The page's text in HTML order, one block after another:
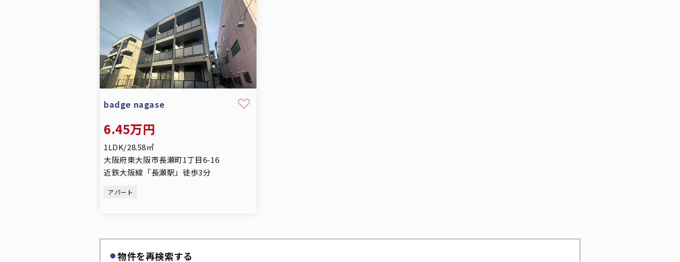
badge nagase
6.45万円
1LDK/28.58㎡
大阪府東大阪市長瀬町1丁目6-16
近鉄大阪線「長瀬駅」徒歩3分
アパート
物件を再検索する